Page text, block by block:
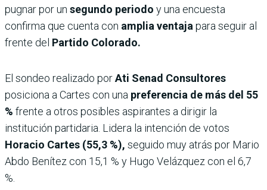
pugnar por un segundo periodo y una encuesta
confirma que cuenta con amplia ventaja para seguir al
frente del Partido Colorado.
El sondeo realizado porAti Senad Consultores
posiciona a Cartes con una preferencia de más del 55
% frente a otros posibles aspirantes a dirigir la
institución partidaria. Lidera la intención de votos
Horacio Cartes (55,3 %), seguido muy atrás por Mario
Abdo Benítez con 15,1 % y Hugo Velázquez con el 6,7
%.